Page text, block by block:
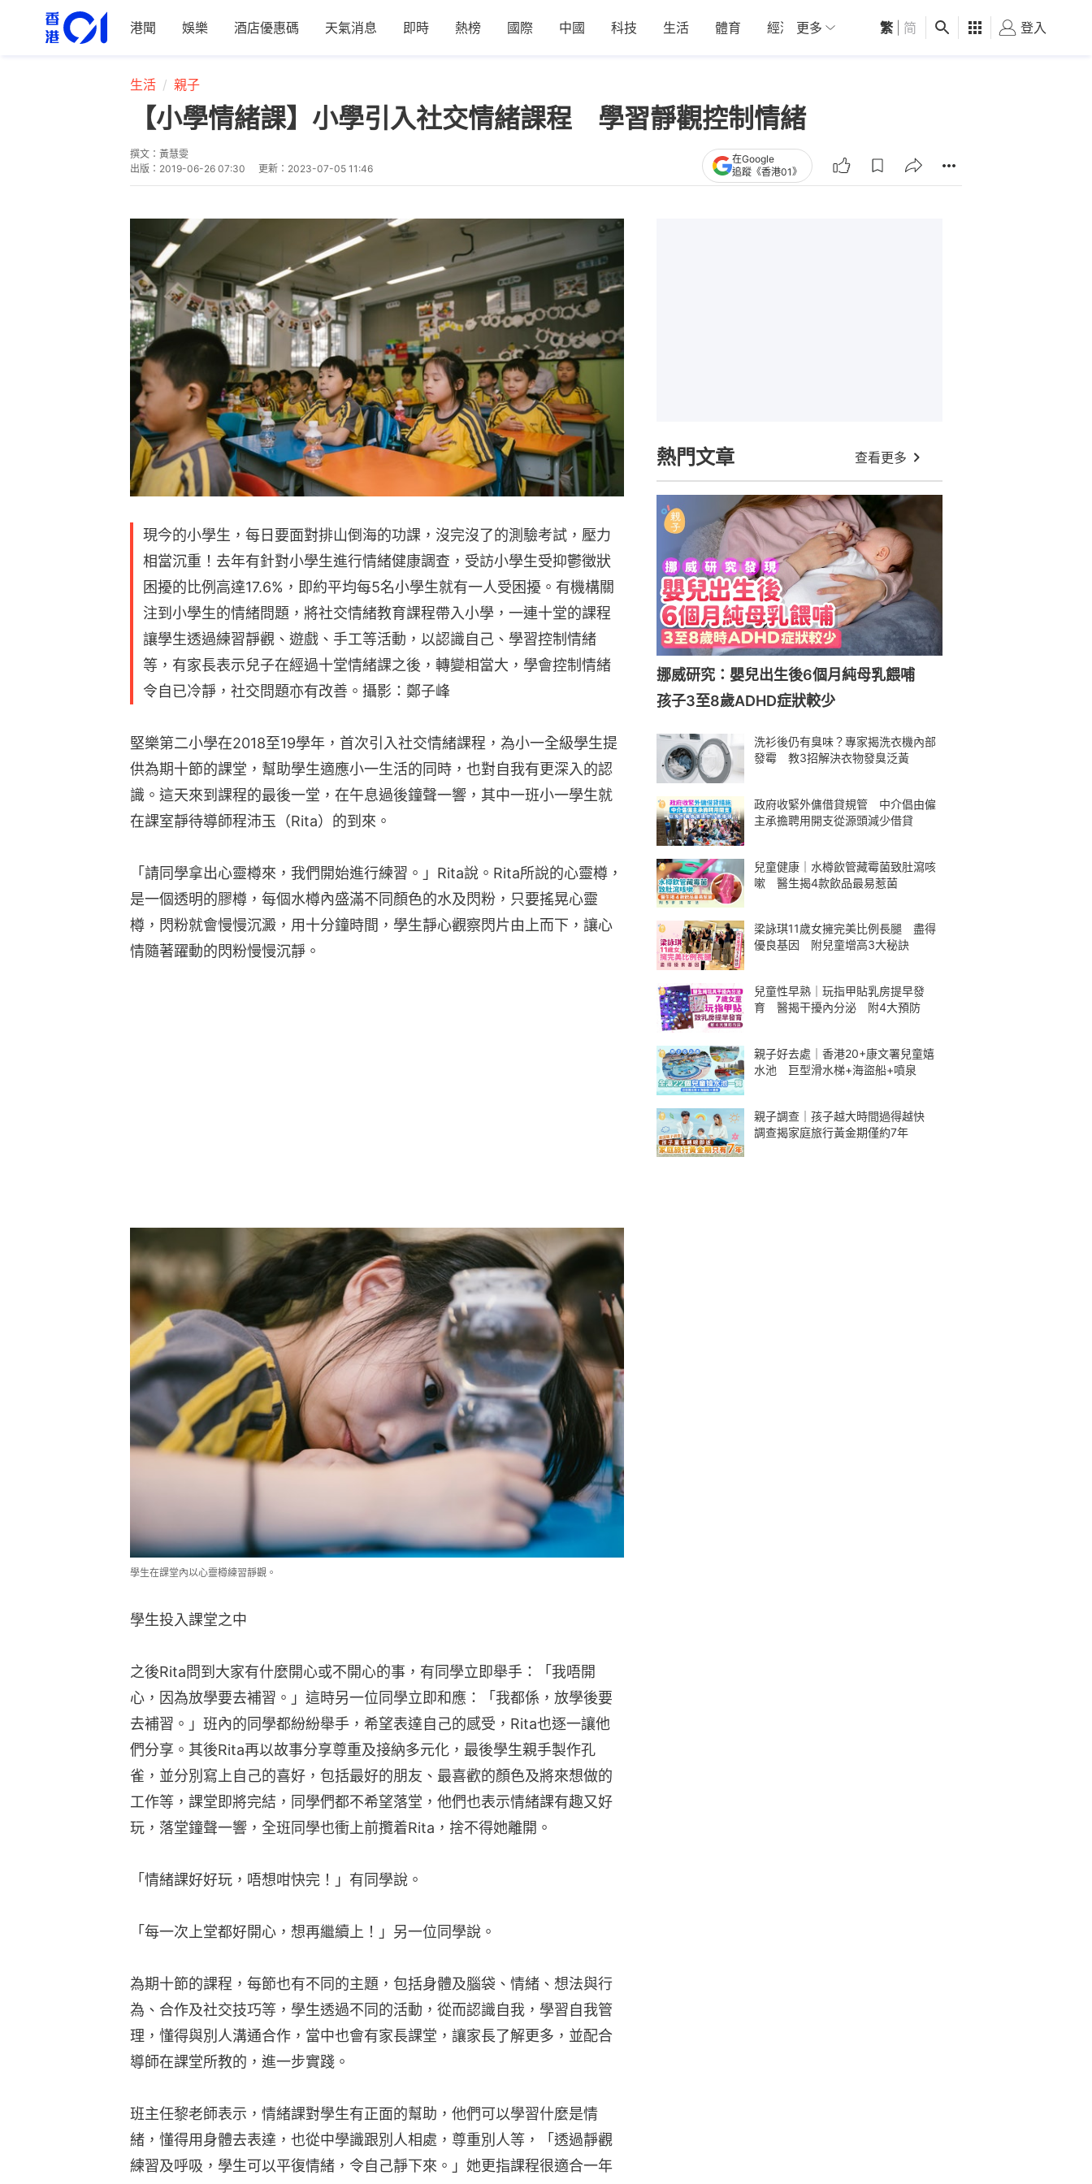
港聞 娛樂 酒店優惠碼 天氣消息 即時 熱榜 國際 中國 科技 生活 體育 經濟 01深圳 觀點 健康 好食玩飛
更多 繁 简 登入
生活 親子
【小學情緒課】小學引入社交情緒課程 學習靜觀控制情緒
撰文： 黃慧雯
出版： 2019-06-26 07:30 更新： 2023-07-05 11:46
在Google
追蹤《香港01》
現今的小學生，每日要面對排山倒海的功課，沒完沒了的測驗考試，壓力
相當沉重！去年有針對小學生進行情緒健康調查，受訪小學生受抑鬱徵狀
困擾的比例高達17.6%，即約平均每5名小學生就有一人受困擾。有機構關
注到小學生的情緒問題，將社交情緒教育課程帶入小學，一連十堂的課程
讓學生透過練習靜觀、遊戲、手工等活動，以認識自己、學習控制情緒
等，有家長表示兒子在經過十堂情緒課之後，轉變相當大，學會控制情緒
令自已冷靜，社交問題亦有改善。攝影：鄭子峰
堅樂第二小學在2018至19學年，首次引入社交情緒課程，為小一全級學生提
供為期十節的課堂，幫助學生適應小一生活的同時，也對自我有更深入的認
識。這天來到課程的最後一堂，在午息過後鐘聲一響，其中一班小一學生就
在課室靜待導師程沛玉（Rita）的到來。
「請同學拿出心靈樽來，我們開始進行練習。」Rita說。Rita所說的心靈樽，
是一個透明的膠樽，每個水樽內盛滿不同顏色的水及閃粉，只要搖晃心靈
樽，閃粉就會慢慢沉澱，用十分鐘時間，學生靜心觀察閃片由上而下，讓心
情隨著躍動的閃粉慢慢沉靜。
學生在課堂內以心靈樽練習靜觀。
學生投入課堂之中
之後Rita問到大家有什麼開心或不開心的事，有同學立即舉手：「我唔開
心，因為放學要去補習。」這時另一位同學立即和應：「我都係，放學後要
去補習。」班內的同學都紛紛舉手，希望表達自己的感受，Rita也逐一讓他
們分享。其後Rita再以故事分享尊重及接納多元化，最後學生親手製作孔
雀，並分別寫上自己的喜好，包括最好的朋友、最喜歡的顏色及將來想做的
工作等，課堂即將完結，同學們都不希望落堂，他們也表示情緒課有趣又好
玩，落堂鐘聲一響，全班同學也衝上前攬着Rita，捨不得她離開。
「情緒課好好玩，唔想咁快完！」有同學說。
「每一次上堂都好開心，想再繼續上！」另一位同學說。
為期十節的課程，每節也有不同的主題，包括身體及腦袋、情緒、想法與行
為、合作及社交技巧等，學生透過不同的活動，從而認識自我，學習自我管
理，懂得與別人溝通合作，當中也會有家長課堂，讓家長了解更多，並配合
導師在課堂所教的，進一步實踐。
班主任黎老師表示，情緒課對學生有正面的幫助，他們可以學習什麼是情
緒，懂得用身體去表達，也從中學識跟別人相處，尊重別人等，「透過靜觀
練習及呼吸，學生可以平復情緒，令自己靜下來。」她更指課程很適合一年
熱門文章 查看更多
挪威研究：嬰兒出生後6個月純母乳餵哺
孩子3至8歲ADHD症狀較少
洗衫後仍有臭味？專家揭洗衣機內部
發霉 教3招解決衣物發臭泛黃
政府收緊外傭借貸規管 中介倡由僱
主承擔聘用開支從源頭減少借貸
兒童健康｜水樽飲管藏霉菌致肚瀉咳
嗽 醫生揭4款飲品最易惹菌
梁詠琪11歲女擁完美比例長腿 盡得
優良基因 附兒童增高3大秘訣
兒童性早熟｜玩指甲貼乳房提早發
育 醫揭干擾內分泌 附4大預防
親子好去處｜香港20+康文署兒童嬉
水池 巨型滑水梯+海盜船+噴泉
親子調查｜孩子越大時間過得越快
調查揭家庭旅行黃金期僅約7年